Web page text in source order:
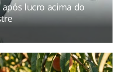
lucro acima do